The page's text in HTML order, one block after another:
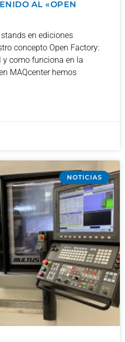
AL «OPEN
en ediciones
concepto Open Factory:
como funciona en la
MAQcenter hemos
NOTICIAS